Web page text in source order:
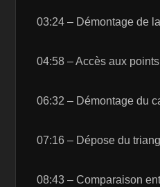
03:24 – Démontage de
04:58 – Accès aux
06:32 – Démontage du
07:16 – Dépose du
08:43 – Comparaison